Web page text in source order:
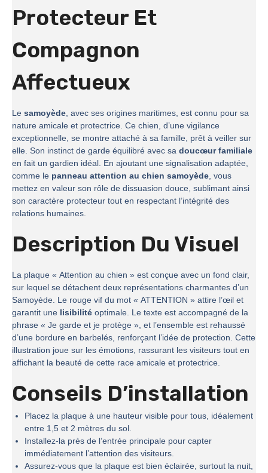
Protecteur Et
Compagnon
Affectueux
Le samoyède, avec ses origines maritimes, est connu pour sa
nature amicale et protectrice. Ce chien, d’une vigilance
exceptionnelle, se montre attaché à sa famille, prêt à veiller sur
elle. Son instinct de garde équilibré avec sa doucœur familiale
en fait un gardien idéal. En ajoutant une signalisation adaptée,
comme le panneau attention au chien samoyède, vous
mettez en valeur son rôle de dissuasion douce, sublimant ainsi
son caractère protecteur tout en respectant l’intégrité des
relations humaines.
Description Du Visuel
La plaque « Attention au chien » est conçue avec un fond clair,
sur lequel se détachent deux représentations charmantes d’un
Samoyède. Le rouge vif du mot « ATTENTION » attire l’œil et
garantit une lisibilité optimale. Le texte est accompagné de la
phrase « Je garde et je protège », et l’ensemble est rehaussé
d’une bordure en barbelés, renforçant l’idée de protection. Cette
illustration joue sur les émotions, rassurant les visiteurs tout en
affichant la beauté de cette race amicale et protectrice.
Conseils D’installation
Placez la plaque à une hauteur visible pour tous, idéalement
entre 1,5 et 2 mètres du sol.
Installez-la près de l’entrée principale pour capter
immédiatement l’attention des visiteurs.
Assurez-vous que la plaque est bien éclairée, surtout la nuit,